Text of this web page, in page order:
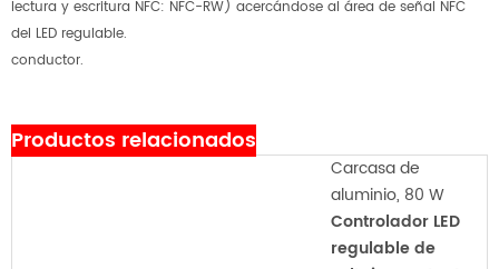
lectura y escritura NFC: NFC-RW) acercándose al área de señal NFC
del LED regulable.
conductor.
Productos relacionados
Carcasa de
aluminio, 80 W
Controlador LED
regulable de